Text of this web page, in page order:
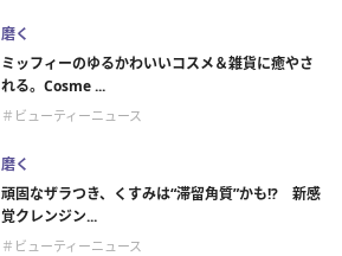
磨く
ミッフィーのゆるかわいいコスメ＆雑貨に癒やさ
れる。Cosme ...
＃ビューティーニュース
磨く
頑固なザラつき、くすみは“滞留角質”かも!? 新感
覚クレンジン...
＃ビューティーニュース